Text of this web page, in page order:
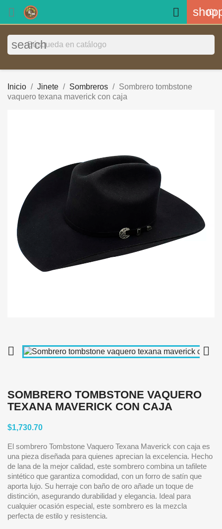
 (0)

search
Inicio Jinete Sombreros
Sombrero tombstone
vaquero texana maverick con caja
 
SOMBRERO TOMBSTONE VAQUERO
TEXANA MAVERICK CON CAJA
$1,730.70
El sombrero Tombstone Vaquero Texana Maverick con caja es
una pieza diseñada para quienes aprecian la excelencia. Hecho
de lana de la mejor calidad, este sombrero combina un tafilete
sintético que garantiza comodidad, con un forro de satín que
aporta lujo. Su herraje con baño de oro añade un toque de
distinción, asegurando durabilidad y elegancia. Ideal para
cualquier ocasión especial, este sombrero es la mezcla
perfecta de estilo y resistencia.